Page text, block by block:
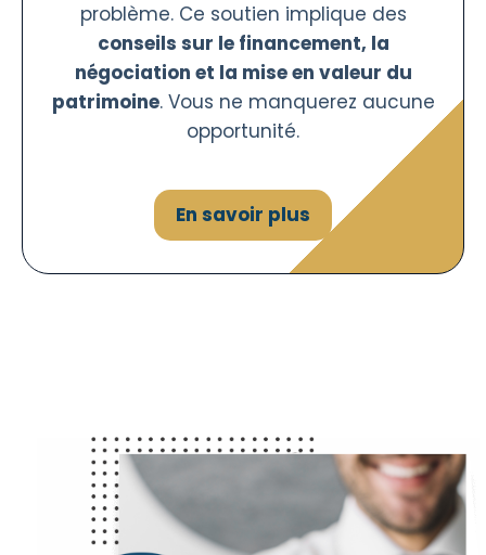
problème. Ce soutien implique des
conseils sur le financement, la
négociation et la mise en valeur du
patrimoine. Vous ne manquerez aucune
opportunité.
En savoir plus